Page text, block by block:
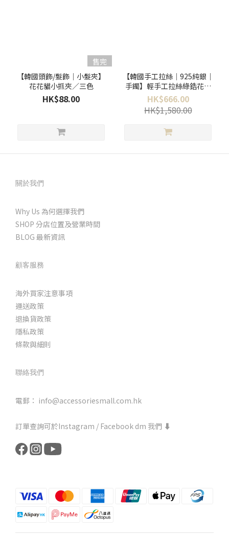
售完
【韓國頭飾/髮飾｜小髮夾】
花花貓小抓夾／三色
HK$88.00
【韓國手工拉絲｜925純銀｜
手鐲】輕手工拉絲綠鋯花飾
手鐲
HK$666.00
HK$1,580.00
關於我們
Why Us 為何選擇我們
SHOP 分店位置及營業時間
BLOG 最新資訊
顧客服務
海外買家注意事項
運送政策
退換貨政策
隱私政策
條款與細則
聯絡我們
電郵： info@accessoriesmall.com.hk
訂單查詢可於Instagram / Facebook dm 我們 ⬇️